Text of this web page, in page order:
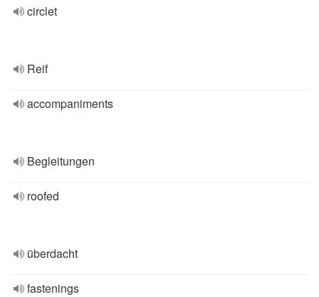
circlet
Reif
accompaniments
Begleitungen
roofed
überdacht
fastenings